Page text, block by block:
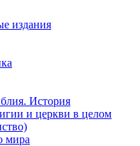
издания
История
и церкви в целом
мира